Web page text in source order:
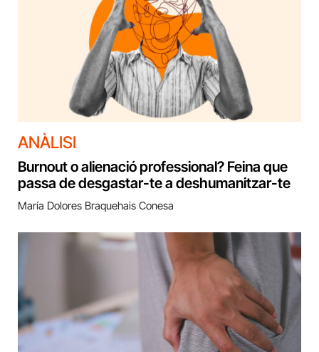
ANÀLISI
Burnout o alienació professional? Feina que
passa de desgastar-te a deshumanitzar-te
María Dolores Braquehais Conesa